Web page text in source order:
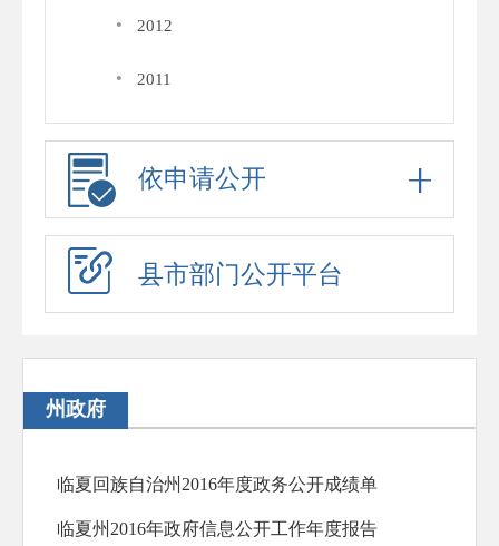
· 2012
· 2011
依申请公开
县市部门公开平台
州政府
临夏回族自治州2016年度政务公开成绩单
临夏州2016年政府信息公开工作年度报告